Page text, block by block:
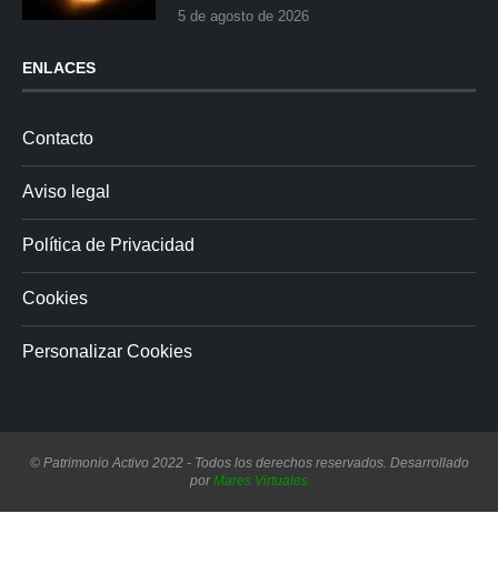
5 de agosto de 2026
ENLACES
Contacto
Aviso legal
Política de Privacidad
Cookies
Personalizar Cookies
© Patrimonio Activo 2022 - Todos los derechos reservados. Desarrollado
porMares Virtuales